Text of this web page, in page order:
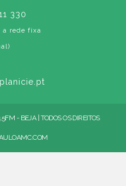
330
a rede fixa
- BEJA | TODOS OS DIREITOS